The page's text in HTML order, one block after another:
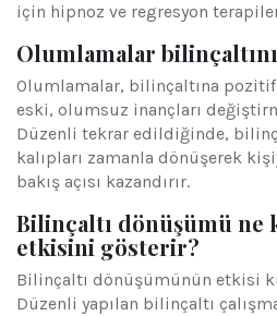
için hipnoz ve regresyon
Olumlamalar
Olumlamalar, bilinçaltına
eski, olumsuz inançları
Düzenli tekrar edildiğinde,
kalıpları zamanla dönüşerek
bakış açısı kazandırır.
Bilinçaltı dönüşümü ne
etkisini gösterir?
Bilinçaltı dönüşümünün etkisi
Düzenli yapılan bilinçaltı